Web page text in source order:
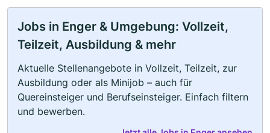
Jobs in Enger & Umgebung: Vollzeit,
Teilzeit, Ausbildung & mehr
Aktuelle Stellenangebote in Vollzeit, Teilzeit, zur
Ausbildung oder als Minijob – auch für
Quereinsteiger und Berufseinsteiger. Einfach filtern
und bewerben.